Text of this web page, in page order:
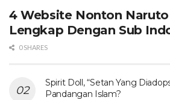
4 Website Nonton Naruto
Lengkap Dengan Sub
0 SHARES
Spirit Doll, “Setan Yang
Pandangan Islam?